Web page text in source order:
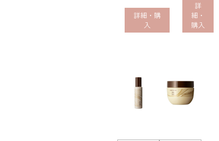
詳細・購
入
詳
細・
購入